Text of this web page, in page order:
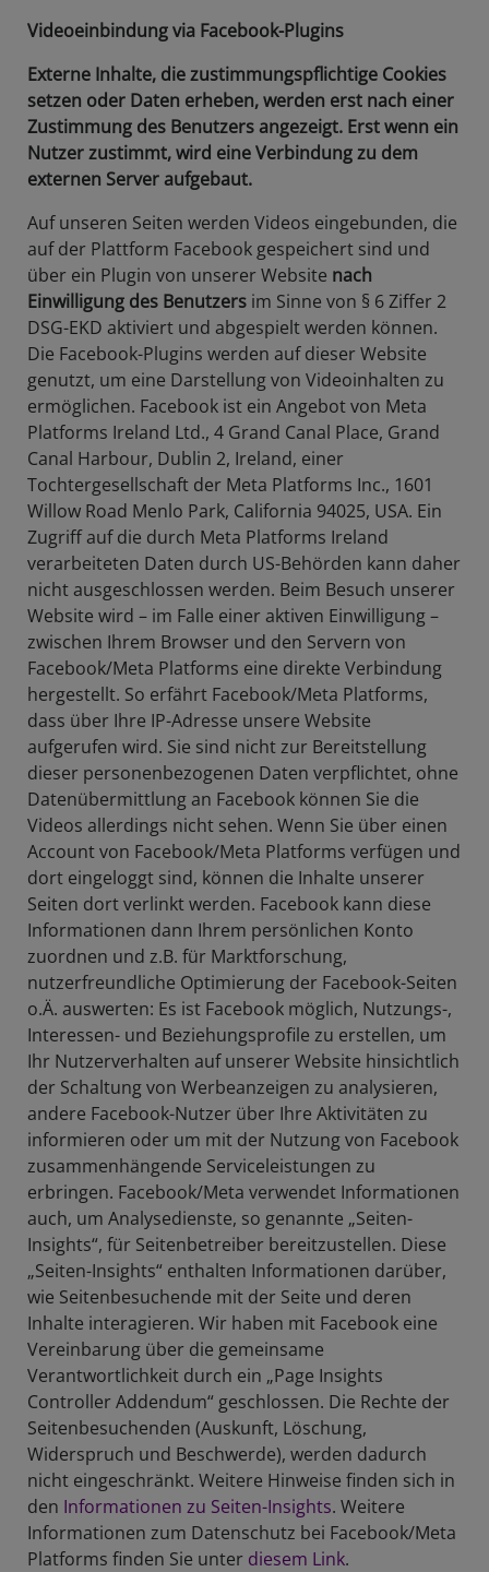
Videoeinbindung via Facebook-Plugins
Externe Inhalte, die zustimmungspflichtige Cookies
setzen oder Daten erheben, werden erst nach einer
Zustimmung des Benutzers angezeigt. Erst wenn ein
Nutzer zustimmt, wird eine Verbindung zu dem
externen Server aufgebaut.
Auf unseren Seiten werden Videos eingebunden, die
auf der Plattform Facebook gespeichert sind und
über ein Plugin von unserer Website nach
Einwilligung des Benutzers im Sinne von § 6 Ziffer 2
DSG-EKD aktiviert und abgespielt werden können.
Die Facebook-Plugins werden auf dieser Website
genutzt, um eine Darstellung von Videoinhalten zu
ermöglichen. Facebook ist ein Angebot von Meta
Platforms Ireland Ltd., 4 Grand Canal Place, Grand
Canal Harbour, Dublin 2, Ireland, einer
Tochtergesellschaft der Meta Platforms Inc., 1601
Willow Road Menlo Park, California 94025, USA. Ein
Zugriff auf die durch Meta Platforms Ireland
verarbeiteten Daten durch US-Behörden kann daher
nicht ausgeschlossen werden. Beim Besuch unserer
Website wird – im Falle einer aktiven Einwilligung –
zwischen Ihrem Browser und den Servern von
Facebook/Meta Platforms eine direkte Verbindung
hergestellt. So erfährt Facebook/Meta Platforms,
dass über Ihre IP-Adresse unsere Website
aufgerufen wird. Sie sind nicht zur Bereitstellung
dieser personenbezogenen Daten verpflichtet, ohne
Datenübermittlung an Facebook können Sie die
Videos allerdings nicht sehen. Wenn Sie über einen
Account von Facebook/Meta Platforms verfügen und
dort eingeloggt sind, können die Inhalte unserer
Seiten dort verlinkt werden. Facebook kann diese
Informationen dann Ihrem persönlichen Konto
zuordnen und z.B. für Marktforschung,
nutzerfreundliche Optimierung der Facebook-Seiten
o.Ä. auswerten: Es ist Facebook möglich, Nutzungs-,
Interessen- und Beziehungsprofile zu erstellen, um
Ihr Nutzerverhalten auf unserer Website hinsichtlich
der Schaltung von Werbeanzeigen zu analysieren,
andere Facebook-Nutzer über Ihre Aktivitäten zu
informieren oder um mit der Nutzung von Facebook
zusammenhängende Serviceleistungen zu
erbringen. Facebook/Meta verwendet Informationen
auch, um Analysedienste, so genannte „Seiten-
Insights“, für Seitenbetreiber bereitzustellen. Diese
„Seiten-Insights“ enthalten Informationen darüber,
wie Seitenbesuchende mit der Seite und deren
Inhalte interagieren. Wir haben mit Facebook eine
Vereinbarung über die gemeinsame
Verantwortlichkeit durch ein „Page Insights
Controller Addendum“ geschlossen. Die Rechte der
Seitenbesuchenden (Auskunft, Löschung,
Widerspruch und Beschwerde), werden dadurch
nicht eingeschränkt. Weitere Hinweise finden sich in
den Informationen zu Seiten-Insights. Weitere
Informationen zum Datenschutz bei Facebook/Meta
Platforms finden Sie unter diesem Link.